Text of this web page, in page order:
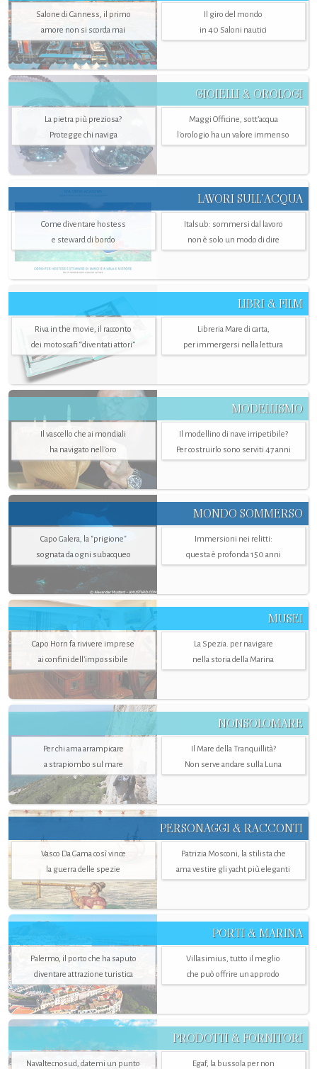
Salone di Canness, il primo
amore non si scorda mai
Il giro del mondo
in 40 Saloni nautici
GIOIELLI & OROLOGI
La pietra più preziosa?
Protegge chi naviga
Maggi Officine, sott’acqua
l'orologio ha un valore immenso
LAVORI SULL’ACQUA
Come diventare hostess
e steward di bordo
Italsub: sommersi dal lavoro
non è solo un modo di dire
LIBRI & FILM
Riva in the movie, il racconto
dei motoscafi “diventati attori”
Libreria Mare di carta,
per immergersi nella lettura
MODELLISMO
Il vascello che ai mondiali
ha navigato nell’oro
Il modellino di nave irripetibile?
Per costruirlo sono serviti 47 anni
MONDO SOMMERSO
Capo Galera, la "prigione"
sognata da ogni subacqueo
Immersioni nei relitti:
questa è profonda 150 anni
MUSEI
Capo Horn fa rivivere imprese
ai confini dell’impossibile
La Spezia. per navigare
nella storia della Marina
NONSOLOMARE
Per chi ama arrampicare
a strapiombo sul mare
Il Mare della Tranquillità?
Non serve andare sulla Luna
PERSONAGGI & RACCONTI
Vasco Da Gama così vince
la guerra delle spezie
Patrizia Mosconi, la stilista che
ama vestire gli yacht più eleganti
PORTI & MARINA
Palermo, il porto che ha saputo
diventare attrazione turistica
Villasimius, tutto il meglio
che può offrire un approdo
PRODOTTI & FORNITORI
Navaltecnosud, datemi un punto Egaf, la bussola per non